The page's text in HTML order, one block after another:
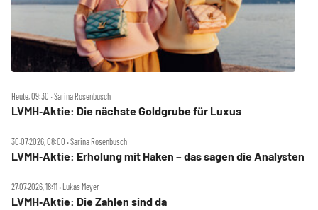
Heute, 09:30 ‧ Sarina Rosenbusch
LVMH‑Aktie: Die nächste Goldgrube für Luxus
30.07.2026, 08:00 ‧ Sarina Rosenbusch
LVMH‑Aktie: Erholung mit Haken – das sagen die Analysten
27.07.2026, 18:11 ‧ Lukas Meyer
LVMH‑Aktie: Die Zahlen sind da